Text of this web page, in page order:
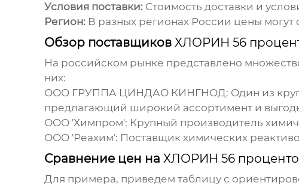
Условия поставки:Стоимость доставки и
Регион:В разных регионах России цены могут
Обзор поставщиков ХЛОРИН 56
На российском рынке представлено
них:
ООО ГРУППА ЦИНДАО КИНГНОД: Один из
предлагающий широкий ассортимент и
ООО 'Химпром': Крупный производитель
ООО 'Реахим': Поставщик химических
Сравнение цен на ХЛОРИН 56
Для примера, приведем таблицу с